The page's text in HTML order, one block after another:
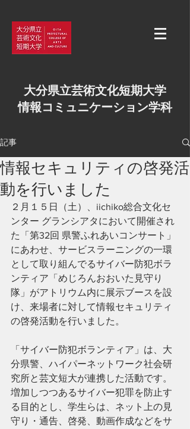
大分県立芸術文化短期大学
情報コミュニケーション学科
記事
情報セキュリティの啓発活
動を行いました
２月１５日（土）、iichiko総合文化セ
ンター グランシアタにおいて開催され
た「第32回 県警ふれあいコンサート」
にあわせ、サービスラーニングの一環
として取り組んでるサイバー防犯ボラ
ンティア「めじろんおおいた見守り
隊」がアトリウム内に展示ブースを設
け、来場者に対して情報セキュリティ
の啓発活動を行いました。
「サイバー防犯ボランティア」は、大
分県警、ハイパーネットワーク社会研
究所と芸文短大が連携した活動です。
増加しつつあるサイバー犯罪を防止す
る目的とし、学生らは、ネット上の見
守り・通告、啓発、動画作成などをサ